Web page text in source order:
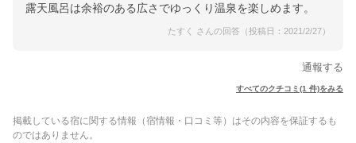
露天風呂は余裕のある広さでゆっくり温泉を楽しめます。
たすく さんの回答（投稿日：2021/2/27）
通報する
すべてのクチコミ(1 件)をみる
掲載している宿に関する情報（宿情報・口コミ等）はその内容を保証するも
のではありません。